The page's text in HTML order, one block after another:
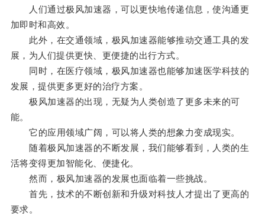
人们通过极风加速器，可以更快地传递信息，使沟通更
加即时和高效。
此外，在交通领域，极风加速器能够推动交通工具的发
展，为人们提供更快、更便捷的出行方式。
同时，在医疗领域，极风加速器也能够加速医学科技的
发展，提供更多更好的治疗方案。
极风加速器的出现，无疑为人类创造了更多未来的可
能。
它的应用领域广阔，可以将人类的想象力变成现实。
随着极风加速器的不断发展，我们能够看到，人类的生
活将变得更加智能化、便捷化。
然而，极风加速器的发展也面临着一些挑战。
首先，技术的不断创新和升级对科技人才提出了更高的
要求。